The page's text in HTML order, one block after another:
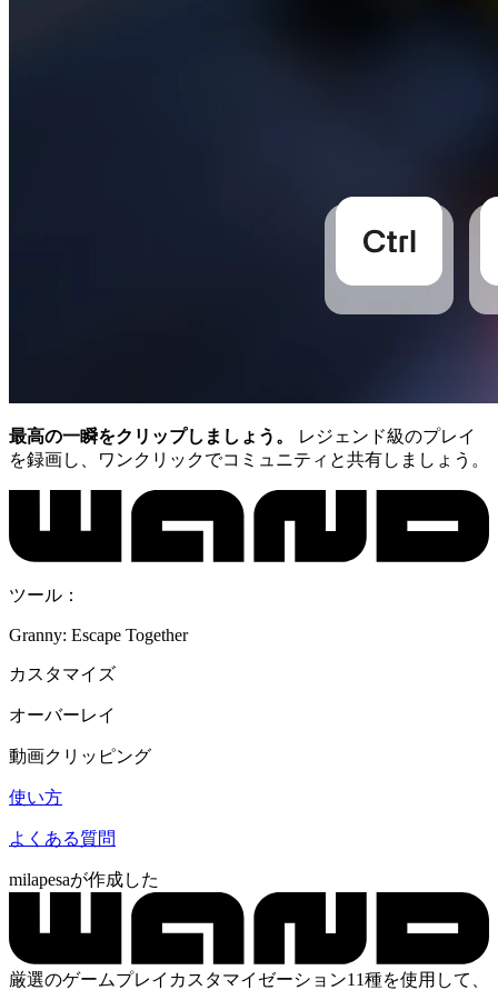
最高の一瞬をクリップしましょう。
レジェンド級のプレイ
を録画し、ワンクリックでコミュニティと共有しましょう。
ツール：
Granny: Escape Together
カスタマイズ
オーバーレイ
動画クリッピング
使い方
よくある質問
milapesaが作成した
厳選のゲームプレイカスタマイゼーション11種を使用して、